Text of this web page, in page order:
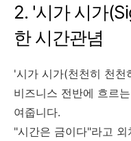
2. '시가 시가
한 시간관념
'시가 시가(천천히 천천
비즈니스 전반에 흐르
여줍니다.
"시간은 금이다"라고